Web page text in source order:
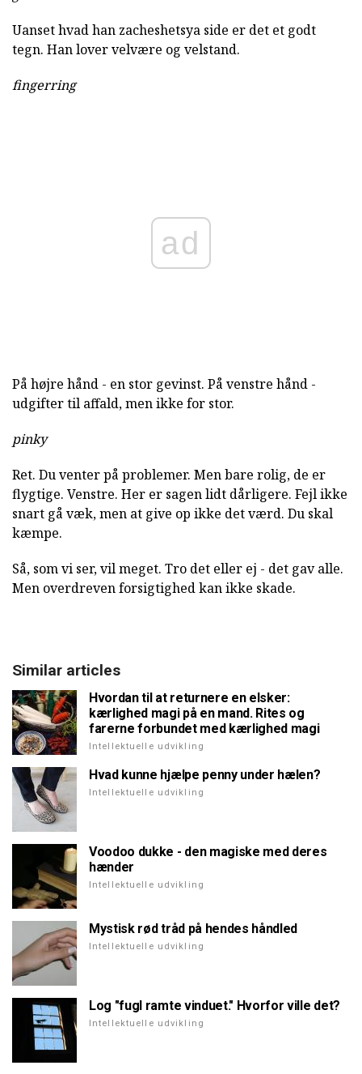
Uanset hvad han zacheshetsya side er det et godt
tegn. Han lover velvære og velstand.
fingerring
ad
På højre hånd - en stor gevinst. På venstre hånd -
udgifter til affald, men ikke for stor.
pinky
Ret. Du venter på problemer. Men bare rolig, de er
flygtige. Venstre. Her er sagen lidt dårligere. Fejl ikke
snart gå væk, men at give op ikke det værd. Du skal
kæmpe.
Så, som vi ser, vil meget. Tro det eller ej - det gav alle.
Men overdreven forsigtighed kan ikke skade.
Similar articles
Hvordan til at returnere en elsker:
kærlighed magi på en mand. Rites og
farerne forbundet med kærlighed magi
Intellektuelle udvikling
Hvad kunne hjælpe penny under hælen?
Intellektuelle udvikling
Voodoo dukke - den magiske med deres
hænder
Intellektuelle udvikling
Mystisk rød tråd på hendes håndled
Intellektuelle udvikling
Log "fugl ramte vinduet." Hvorfor ville det?
Intellektuelle udvikling